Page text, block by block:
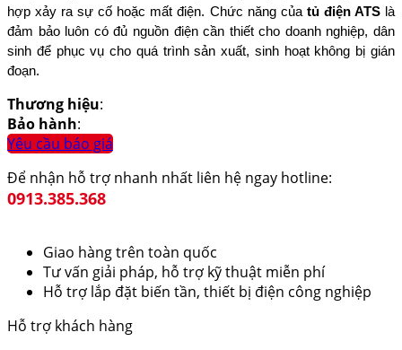
hợp xảy ra sự cố hoặc mất điện. Chức năng của tủ điện ATSlà
đảm bảo luôn có đủ nguồn điện cần thiết cho doanh nghiệp, dân
sinh để phục vụ cho quá trình sản xuất, sinh hoạt không bị gián
đoạn.
Thương hiệu:
Bảo hành:
Yêu cầu báo giá
Để nhận hỗ trợ nhanh nhất liên hệ ngay hotline:
0913.385.368
Giao hàng trên toàn quốc
Tư vấn giải pháp, hỗ trợ kỹ thuật miễn phí
Hỗ trợ lắp đặt biến tần, thiết bị điện công nghiệp
Hỗ trợ khách hàng